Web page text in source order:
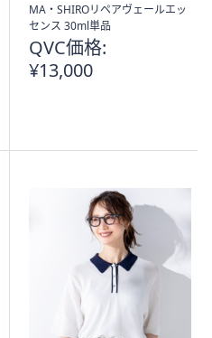
MA・SHIROリペアヴェールエッ
センス 30ml単品
QVC価格:
¥13,000